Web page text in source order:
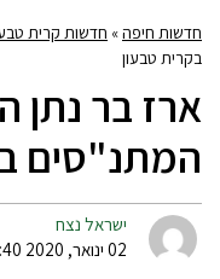
חדשות חיפה» חדשות קרית
בקרית טבעון
ארז בר נתן
המתנ"סים
ישראל נצח
02 ינואר, 2020 16:40